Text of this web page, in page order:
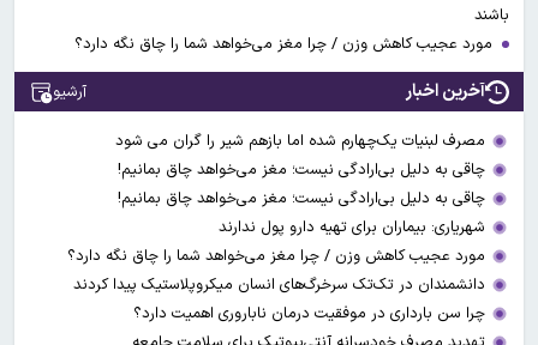
باشند
مورد عجیب کاهش وزن / چرا مغز می‌خواهد شما را چاق نگه دارد؟
آخرین اخبار آرشیو
مصرف لبنیات یک‌چهارم شده اما بازهم شیر را گران می‌ شود
چاقی به دلیل بی‌ارادگی نیست؛ مغز می‌خواهد چاق بمانیم!
چاقی به دلیل بی‌ارادگی نیست؛ مغز می‌خواهد چاق بمانیم!
شهریاری: بیماران برای تهیه دارو پول ندارند
مورد عجیب کاهش وزن / چرا مغز می‌خواهد شما را چاق نگه دارد؟
دانشمندان در تک‌تک سرخرگ‌های انسان میکروپلاستیک پیدا کردند
چرا سن بارداری در موفقیت درمان ناباروری اهمیت دارد؟